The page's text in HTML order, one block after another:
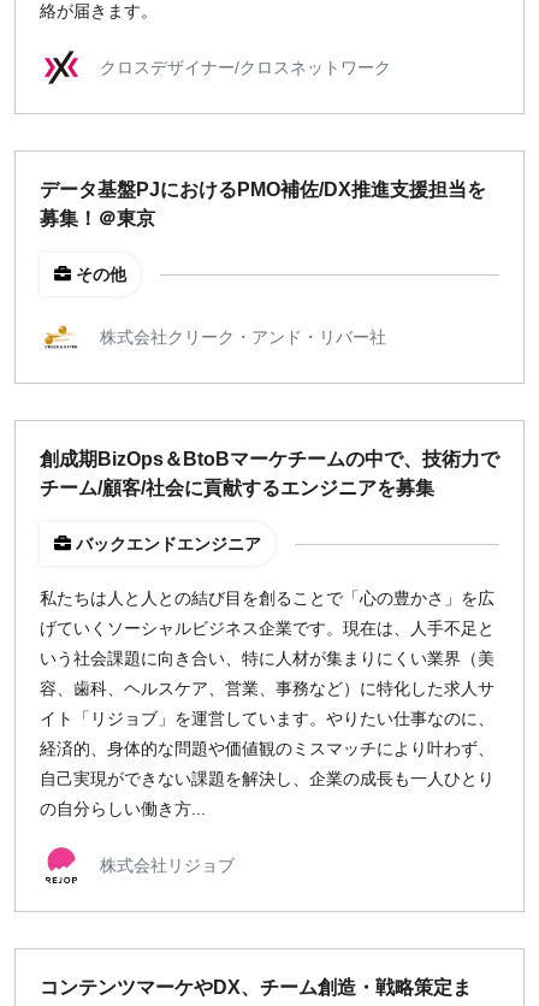
絡が届きます。
クロスデザイナー/クロスネットワーク
データ基盤PJにおけるPMO補佐/DX推進支援担当を
募集！＠東京
その他
株式会社クリーク・アンド・リバー社
創成期BizOps＆BtoBマーケチームの中で、技術力で
チーム/顧客/社会に貢献するエンジニアを募集
バックエンドエンジニア
私たちは人と人との結び目を創ることで「心の豊かさ」を広
げていくソーシャルビジネス企業です。現在は、人手不足と
いう社会課題に向き合い、特に人材が集まりにくい業界（美
容、歯科、ヘルスケア、営業、事務など）に特化した求人サ
イト「リジョブ」を運営しています。やりたい仕事なのに、
経済的、身体的な問題や価値観のミスマッチにより叶わず、
自己実現ができない課題を解決し、企業の成長も一人ひとり
の自分らしい働き方...
株式会社リジョブ
コンテンツマーケやDX、チーム創造・戦略策定ま